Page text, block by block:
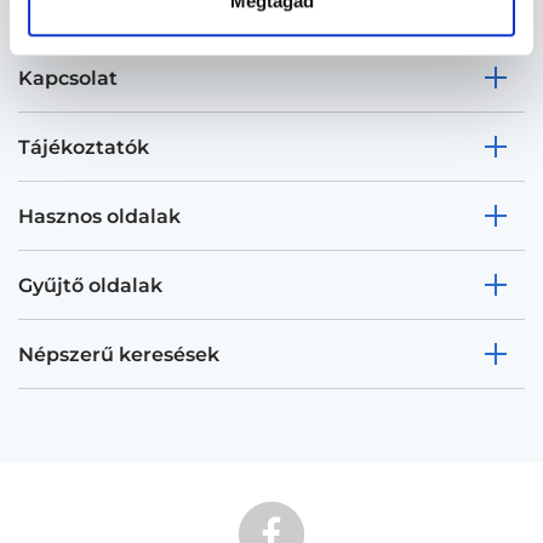
Kapcsolat
Tájékoztatók
Hasznos oldalak
Gyűjtő oldalak
Népszerű keresések